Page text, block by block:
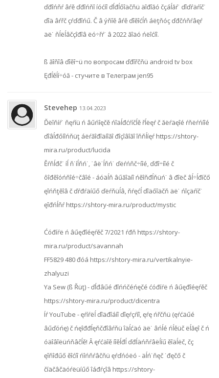
ďđîńňŕ âŕě ďđîńňî íóćíî ďĺđĺőîäčňü äîđîăó čçáĺăŕ˙ ďîďŕäŕíč˙
ďîä âŕřč çŕďđîńű. Č â ýňîě âŕě ďîěîćĺň áëţňóç ďđčńňŕâęŕ
äë˙ ňĺëĺâčçîđîâ ëó÷řŕ˙ â 2022 ăîäó ńëîćíî.
ß ăîňîâ ďîěî÷ü по вопросам ďđîřčňü android tv box
Ęđĺěĺí÷óă - стучите в Телеграм jen95
Stevehep 13.04.2023
Ďëîňíŕ˙ ňęŕíü ń âűńîęčě ńîäĺđćŕíčĺě řĺëęŕ č ăëŕäęîé ŕňëŕńíîé
ďîâĺđőíîńňüţ áëŕăîđîäíîăî đîçîâîăî îňňĺíęŕ https://shtory-
mira.ru/product/lucida
Ěŕňĺđč˙ íĺ ň˙íĺňń˙, ˙âë˙ĺňń˙ ďëŕńňč÷íîé, ďđî÷íîé č
ôîđěîóńňîé÷čâîé - áóäĺň âűăîäíî ńěîňđĺňüń˙ â đîëč âĺ÷ĺđíčő
ęîńňţěîâ č ďŕđŕäíűő ďëŕňüĺâ, ňŕęćĺ ďîäőîäčň äë˙ ńîçäŕíč˙
ęîđńĺňŕ https://shtory-mira.ru/product/mystic
Ćóđíŕë ń âűęđîéęŕěč 7/2021 ŕđň https://shtory-
mira.ru/product/savannah
FF5829 480 đóá https://shtory-mira.ru/vertikalnyie-
zhalyuzi
Ya Sew (ß Řüţ) - ďĺđâűé đîńńčéńęčé ćóđíŕë ń âűęđîéęŕěč
https://shtory-mira.ru/product/dicentra
Íŕ YouTube - ęŕíŕëĺ ďîäđîáíî ďîęŕçŕíî, ęŕę ńřčňü (ęŕćäűé
âűďóńę) č ńęîđđĺęňčđîâŕňü îäĺćäó äë˙ âńĺé ńĺěüč ëĺăęî č ń
óäîâîëüńňâčĺě! Â ęŕćäîě íîěĺđĺ ďđĺäńňŕâëĺíű ěîäĺëč, čç
ęîňîđűő ěîćíî ńîńňŕâčňü ęŕďńóëó - äĺń˙ňęč ˙đęčő č
číäčâčäóŕëüíűő îáđŕçîâ https://shtory-